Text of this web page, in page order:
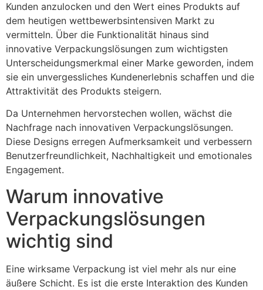
Kunden anzulocken und den Wert eines Produkts auf
dem heutigen wettbewerbsintensiven Markt zu
vermitteln. Über die Funktionalität hinaus sind
innovative Verpackungslösungen zum wichtigsten
Unterscheidungsmerkmal einer Marke geworden, indem
sie ein unvergessliches Kundenerlebnis schaffen und die
Attraktivität des Produkts steigern.
Da Unternehmen hervorstechen wollen, wächst die
Nachfrage nach innovativen Verpackungslösungen.
Diese Designs erregen Aufmerksamkeit und verbessern
Benutzerfreundlichkeit, Nachhaltigkeit und emotionales
Engagement.
Warum innovative
Verpackungslösungen
wichtig sind
Eine wirksame Verpackung ist viel mehr als nur eine
äußere Schicht. Es ist die erste Interaktion des Kunden